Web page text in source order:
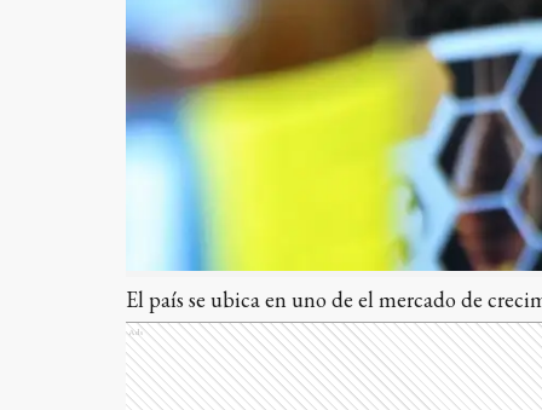
El país se ubica en uno de el mercado de
Ads